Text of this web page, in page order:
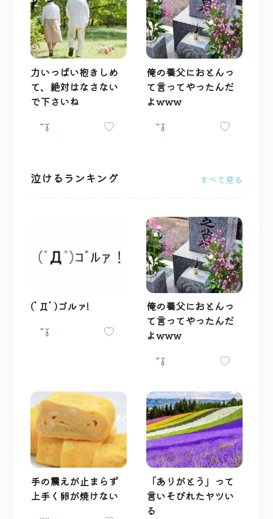
力いっぱい抱きしめ
て、絶対はなさない
で下さいね
俺の養父におとんっ
て言ってやったんだ
よwww
泣けるランキング すべて見る
(ﾟДﾟ)ゴルァ!
俺の養父におとんっ
て言ってやったんだ
よwww
手の震えが止まらず
上手く卵が焼けない
「ありがとう」って
言いそびれたヤツい
る